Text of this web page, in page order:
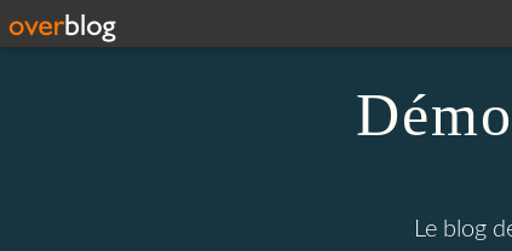
Le blog